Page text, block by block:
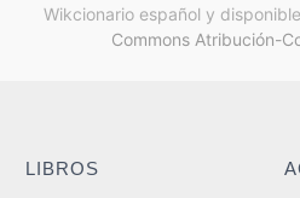
Wikcionario español y
Commons Atribución-
LIBROS